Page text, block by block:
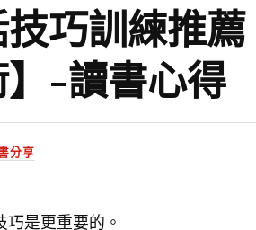
巧訓練推薦
-讀書心得
分享
是更重要的。